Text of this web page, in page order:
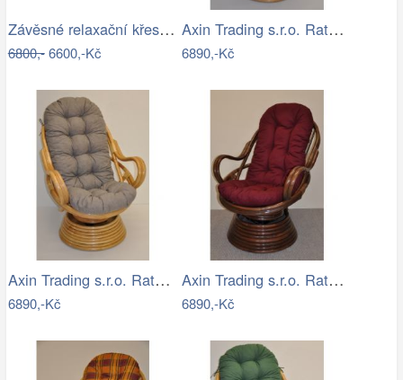
Závěsné relaxační křeslo CANDY
6800,-6600,-Kč
Axin Trading s.r.o. Ratanové houpací…
6890,-Kč
Axin Trading s.r.o. Ratanové houpací…
6890,-Kč
Axin Trading s.r.o. Ratanové houpací…
6890,-Kč